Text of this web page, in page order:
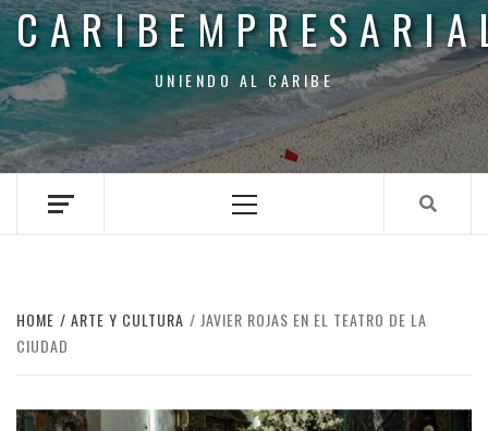
UNIENDO AL CARIBE
Menu
HOME ARTE Y CULTURA
JAVIER ROJAS EN EL TEATRO DE LA
CIUDAD